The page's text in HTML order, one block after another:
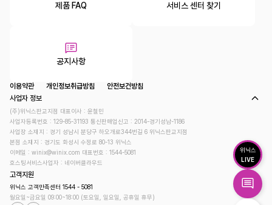
위닉스
LIVE
제품 FAQ 서비스 센터 찾기
공지사항
이용약관 개인정보취급방침
안전보건방침
사업자 정보
(주)위닉스판교지점 대표이사 : 윤철민
사업자등록번호 : 129-85-31193 통신판매업신고 : 2014-경기성남-1186
사업장 소재지 : 경기 성남시 분당구 하오개로344번길 6 위닉스판교지점
본점 소재지 : 경기도 화성시 수정로 80-13 위닉스
이메일 : winix@winix.com 대표번호 : 1544-5081
호스팅서비스사업자 : 네이버클라우드
고객지원
위닉스 고객만족센터 1544 - 5081
월요일~금요일 09:00~18:00 (토요일, 일요일, 공휴일 휴무)